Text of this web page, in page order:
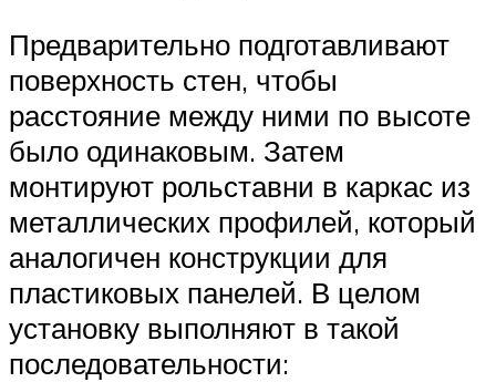
Предварительно подготавливают
поверхность стен, чтобы
расстояние между ними по высоте
было одинаковым. Затем
монтируют рольставни в каркас из
металлических профилей, который
аналогичен конструкции для
пластиковых панелей. В целом
установку выполняют в такой
последовательности: